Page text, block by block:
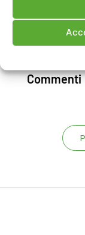
elettrica dei
Commenti